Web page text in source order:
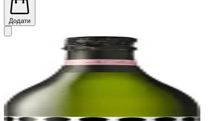
Додати